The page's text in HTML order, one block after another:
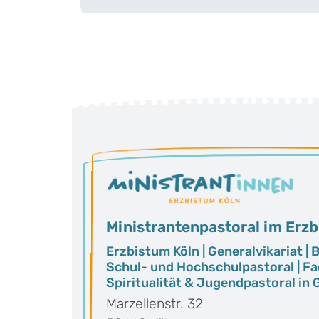
Ministrantenpastoral im
Erzbistum Köln | Generalvikariat |
Schul- und Hochschulpastoral |
Spiritualität & Jugendpastoral in
Marzellenstr. 32